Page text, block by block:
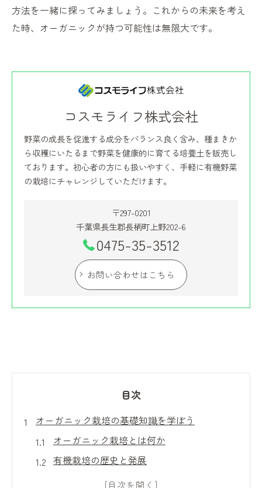
方法を一緒に探ってみましょう。これからの未来を考え
た時、オーガニックが持つ可能性は無限大です。
コスモライフ株式会社
野菜の成長を促進する成分をバランス良く含み、種まきか
ら収穫にいたるまで野菜を健康的に育てる培養土を販売し
ております。初心者の方にも扱いやすく、手軽に有機野菜
の栽培にチャレンジしていただけます。
〒297-0201
千葉県長生郡長柄町上野202-6
0475-35-3512
お問い合わせはこちら
目次
オーガニック栽培の基礎知識を学ぼう
オーガニック栽培とは何か
有機栽培の歴史と発展
オーガニックと従来農法の違い